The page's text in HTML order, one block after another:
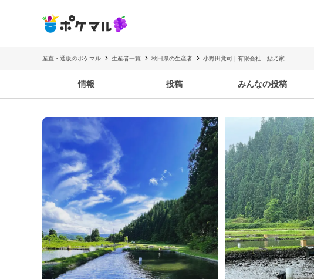
産直・通販のポケマル 生産者一覧 秋田県の生産者 小野田覚司 | 有限会社 鮎乃家
情報 投稿 みんなの投稿